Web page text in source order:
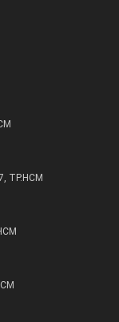
ghế sofa cho
nào khách hàng
luôn được đảm
TP.HCM